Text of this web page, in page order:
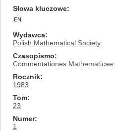
Słowa kluczowe
EN
Wydawca
Polish Mathematical Society
Czasopismo
Commentationes Mathematicae
Rocznik
1983
Tom
23
Numer
1